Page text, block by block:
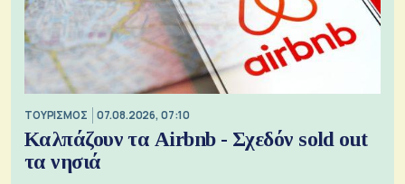
ΤΟΥΡΙΣΜΟΣ 07.08.2026, 07:10
Καλπάζουν τα Airbnb - Σχεδόν sold out
τα νησιά